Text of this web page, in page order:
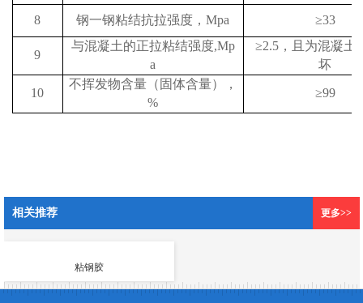
8 钢一钢粘结抗拉强度， Mpa ≥33
9
与混凝土的正拉粘结强度,Mp
a
≥2.5，且为混凝土
坏
10
不挥发物含量（固体含量），
%
≥99
相关推荐 更多>>
粘钢胶